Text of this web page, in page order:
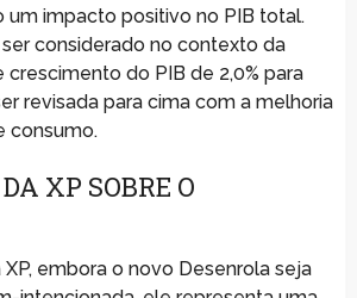
um impacto positivo no PIB total.
considerado no contexto da
do PIB de 2,0% para
revisada para cima com a melhoria
consumo.
XP SOBRE O
embora o novo Desenrola seja